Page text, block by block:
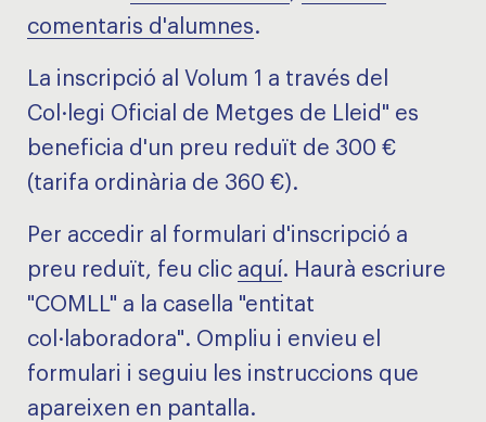
comentaris d'alumnes.
La inscripció al Volum 1 a través del
Col·legi Oficial de Metges de Lleid" es
beneficia d'un preu reduït de 300 €
(tarifa ordinària de 360 ​​€).
Per accedir al formulari d'inscripció a
preu reduït, feu clic aquí. Haurà escriure
"COMLL" a la casella "entitat
col·laboradora". Ompliu i envieu el
formulari i seguiu les instruccions que
apareixen en pantalla.